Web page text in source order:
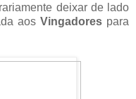
deixar de lado
aos Vingadorespara